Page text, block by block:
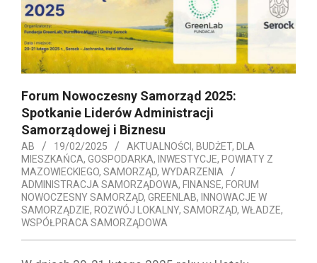
Forum Nowoczesny Samorząd 2025:
Spotkanie Liderów Administracji
Samorządowej i Biznesu
AB 19/02/2025 AKTUALNOŚCI , BUDŻET, DLA
MIESZKAŃCA, GOSPODARKA, INWESTYCJE, POWIATY Z
MAZOWIECKIEGO, SAMORZĄD, WYDARZENIA
ADMINISTRACJA SAMORZĄDOWA, FINANSE, FORUM
NOWOCZESNY SAMORZĄD, GREENLAB, INNOWACJE W
SAMORZĄDZIE, ROZWÓJ LOKALNY, SAMORZĄD, WŁADZE,
WSPÓŁPRACA SAMORZĄDOWA